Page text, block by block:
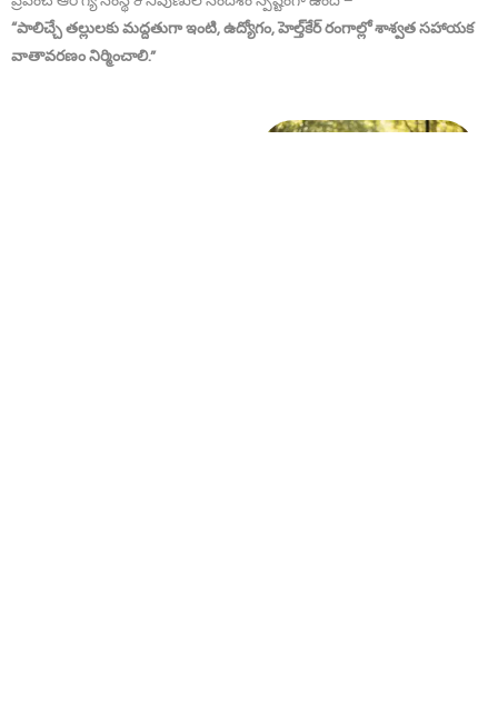
“పాలిచ్చే తల్లులకు మద్దతుగా ఇంటి, ఉద్యోగం, హెల్త్‌కేర్ రంగాల్లో శాశ్వత సహాయక
వాతావరణం నిర్మించాలి.”